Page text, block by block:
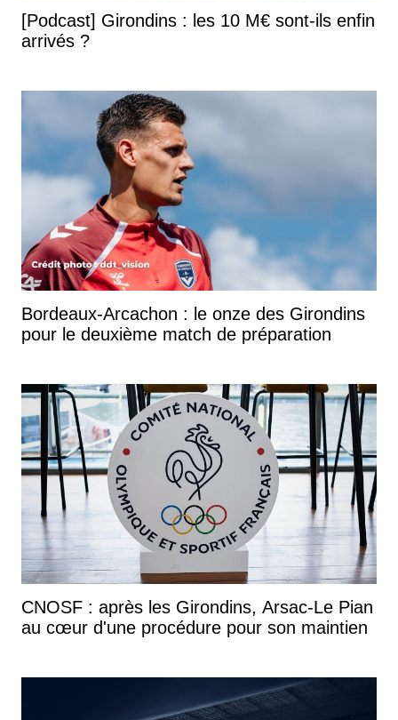
[Podcast] Girondins : les 10 M€ sont-ils enfin
arrivés ?
Bordeaux-Arcachon : le onze des Girondins
pour le deuxième match de préparation
CNOSF : après les Girondins, Arsac-Le Pian
au cœur d'une procédure pour son maintien